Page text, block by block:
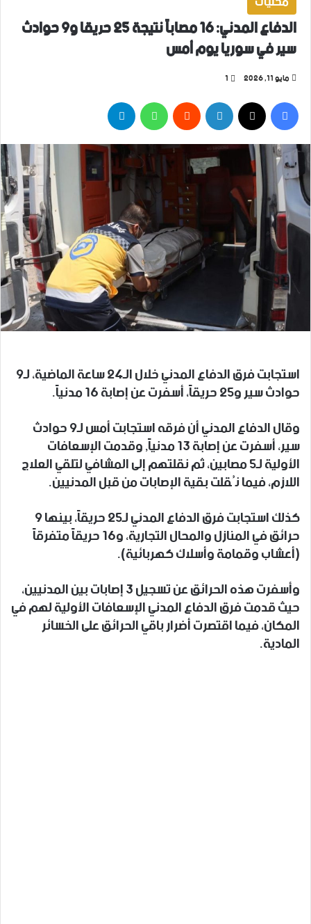
الدفاع المدني: 16 مصاباً نتيجة 25 حريقا و9 حوادث
سير في سوريا يوم أمس
مايو 11, 2026 1
فيسبوك‫X لينكدإن واتساب
استجابت فرق الدفاع المدني خلال الـ24 ساعة الماضية، لـ9
حوادث سير و25 حريقاً، أسفرت عن إصابة 16 مدنياً.
وقال الدفاع المدني أن فرقه استجابت أمس لـ9 حوادث
سير، أسفرت عن إصابة 13 مدنياً, وقدمت الإسعافات
الأولية لـ5 مصابين، ثم نقلتهم إلى المشافي لتلقي العلاج
اللازم، فيما نُقلت بقية الإصابات من قبل المدنيين.
كذلك استجابت فرق الدفاع المدني لـ25 حريقاً، بينها 9
حرائق في المنازل والمحال التجارية، و16 حريقاً متفرقاً
(أعشاب وقمامة وأسلاك كهربائية).
وأسفرت هذه الحرائق عن تسجيل 3 إصابات بين المدنيين،
حيث قدمت فرق الدفاع المدني الإسعافات الأولية لهم في
المكان، فيما اقتصرت أضرار باقي الحرائق على الخسائر
المادية.